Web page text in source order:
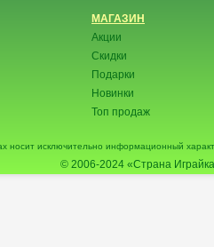
МАГАЗИН
Акции
Скидки
Подарки
Новинки
Топ продаж
носит исключительно информационный
© 2006-2024 «Страна